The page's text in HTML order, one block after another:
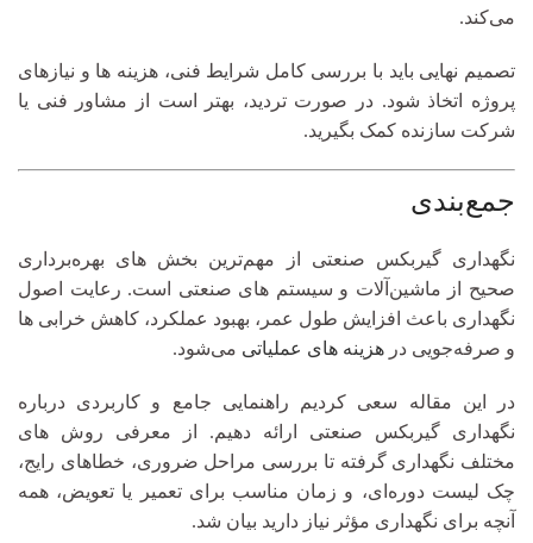
می‌کند.
تصمیم نهایی باید با بررسی کامل شرایط فنی، هزینه‌ ها و نیازهای
پروژه اتخاذ شود. در صورت تردید، بهتر است از مشاور فنی یا
شرکت سازنده کمک بگیرید.
جمع‌بندی
نگهداری گیربکس صنعتی از مهم‌ترین بخش‌ های بهره‌برداری
صحیح از ماشین‌آلات و سیستم‌ های صنعتی است. رعایت اصول
نگهداری باعث افزایش طول عمر، بهبود عملکرد، کاهش خرابی‌ ها
و صرفه‌جویی در هزینه‌ های عملیاتی می‌شود.
در این مقاله سعی کردیم راهنمایی جامع و کاربردی درباره
نگهداری گیربکس صنعتی ارائه دهیم. از معرفی روش‌ های
مختلف نگهداری گرفته تا بررسی مراحل ضروری، خطاهای رایج،
چک لیست دوره‌ای، و زمان مناسب برای تعمیر یا تعویض، همه
آنچه برای نگهداری مؤثر نیاز دارید بیان شد.